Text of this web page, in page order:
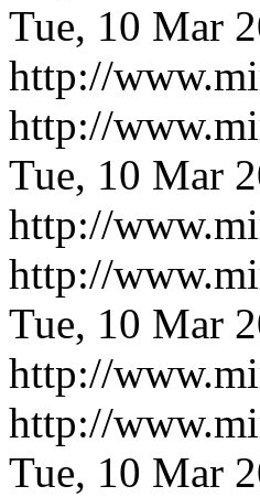
Tue, 10 Mar
http://
http://
Tue, 10 Mar
http://
http://
Tue, 10 Mar
http://
http://
Tue, 10 Mar